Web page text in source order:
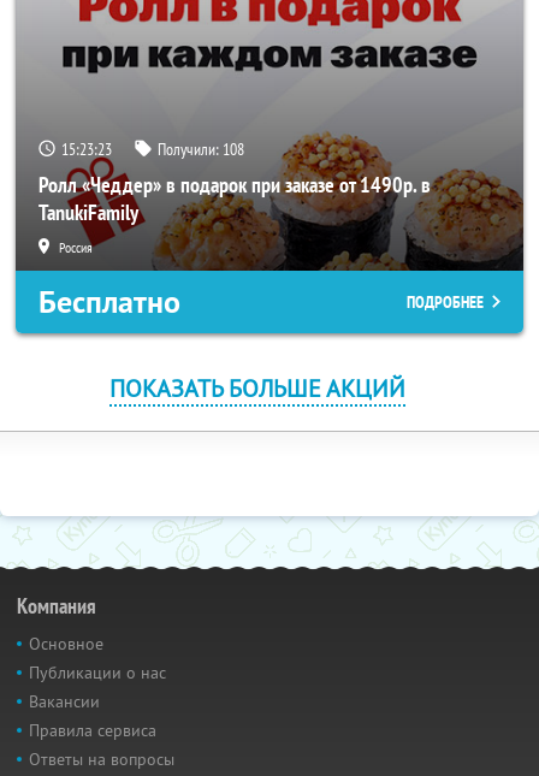
15:23:23 Получили: 108
Ролл «Чеддер» в подарок при заказе от 1490р. в
TanukiFamily
Россия
Бесплатно ПОДРОБНЕЕ
ПОКАЗАТЬ БОЛЬШЕ АКЦИЙ
Компания
Основное
Публикации о нас
Вакансии
Правила сервиса
Ответы на вопросы